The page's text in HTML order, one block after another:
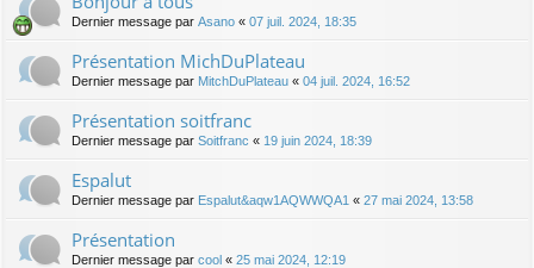
Dernier message par Asano « 07 juil. 2024, 18:35
Présentation MichDuPlateau
Dernier message par MitchDuPlateau « 04 juil. 2024, 16:52
Présentation soitfranc
Dernier message par Soitfranc « 19 juin 2024, 18:39
Espalut
Dernier message par Espalut&aqw1AQWWQA1 « 27 mai 2024, 13:58
Présentation
Dernier message par cool « 25 mai 2024, 12:19